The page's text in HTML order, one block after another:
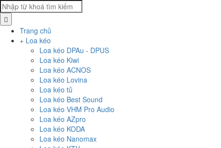
Trang chủ
Loa kéo
Loa kéo DPAu - DPUS
Loa kéo Kiwi
Loa kéo ACNOS
Loa kéo Lovina
Loa kéo tủ
Loa kéo Best Sound
Loa kéo VHM Pro Audio
Loa kéo AZpro
Loa kéo KODA
Loa kéo Nanomax